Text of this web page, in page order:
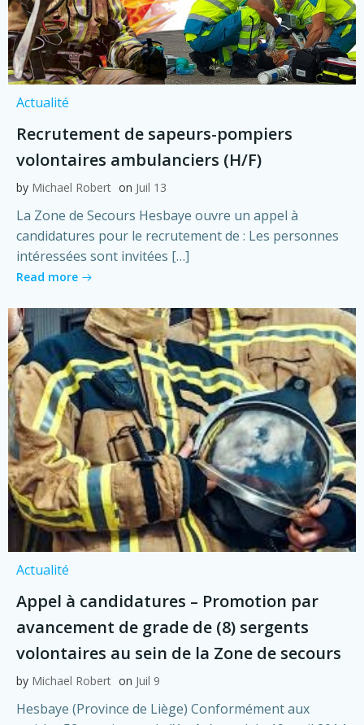
Actualité
Recrutement de sapeurs-pompiers
volontaires ambulanciers (H/F)
by Michael Robert on Juil 13
La Zone de Secours Hesbaye ouvre un appel à
candidatures pour le recrutement de : Les personnes
intéressées sont invitées […]
Read more
Actualité
Appel à candidatures – Promotion par
avancement de grade de (8) sergents
volontaires au sein de la Zone de secours
by Michael Robert on Juil 9
Hesbaye (Province de Liège) Conformément aux